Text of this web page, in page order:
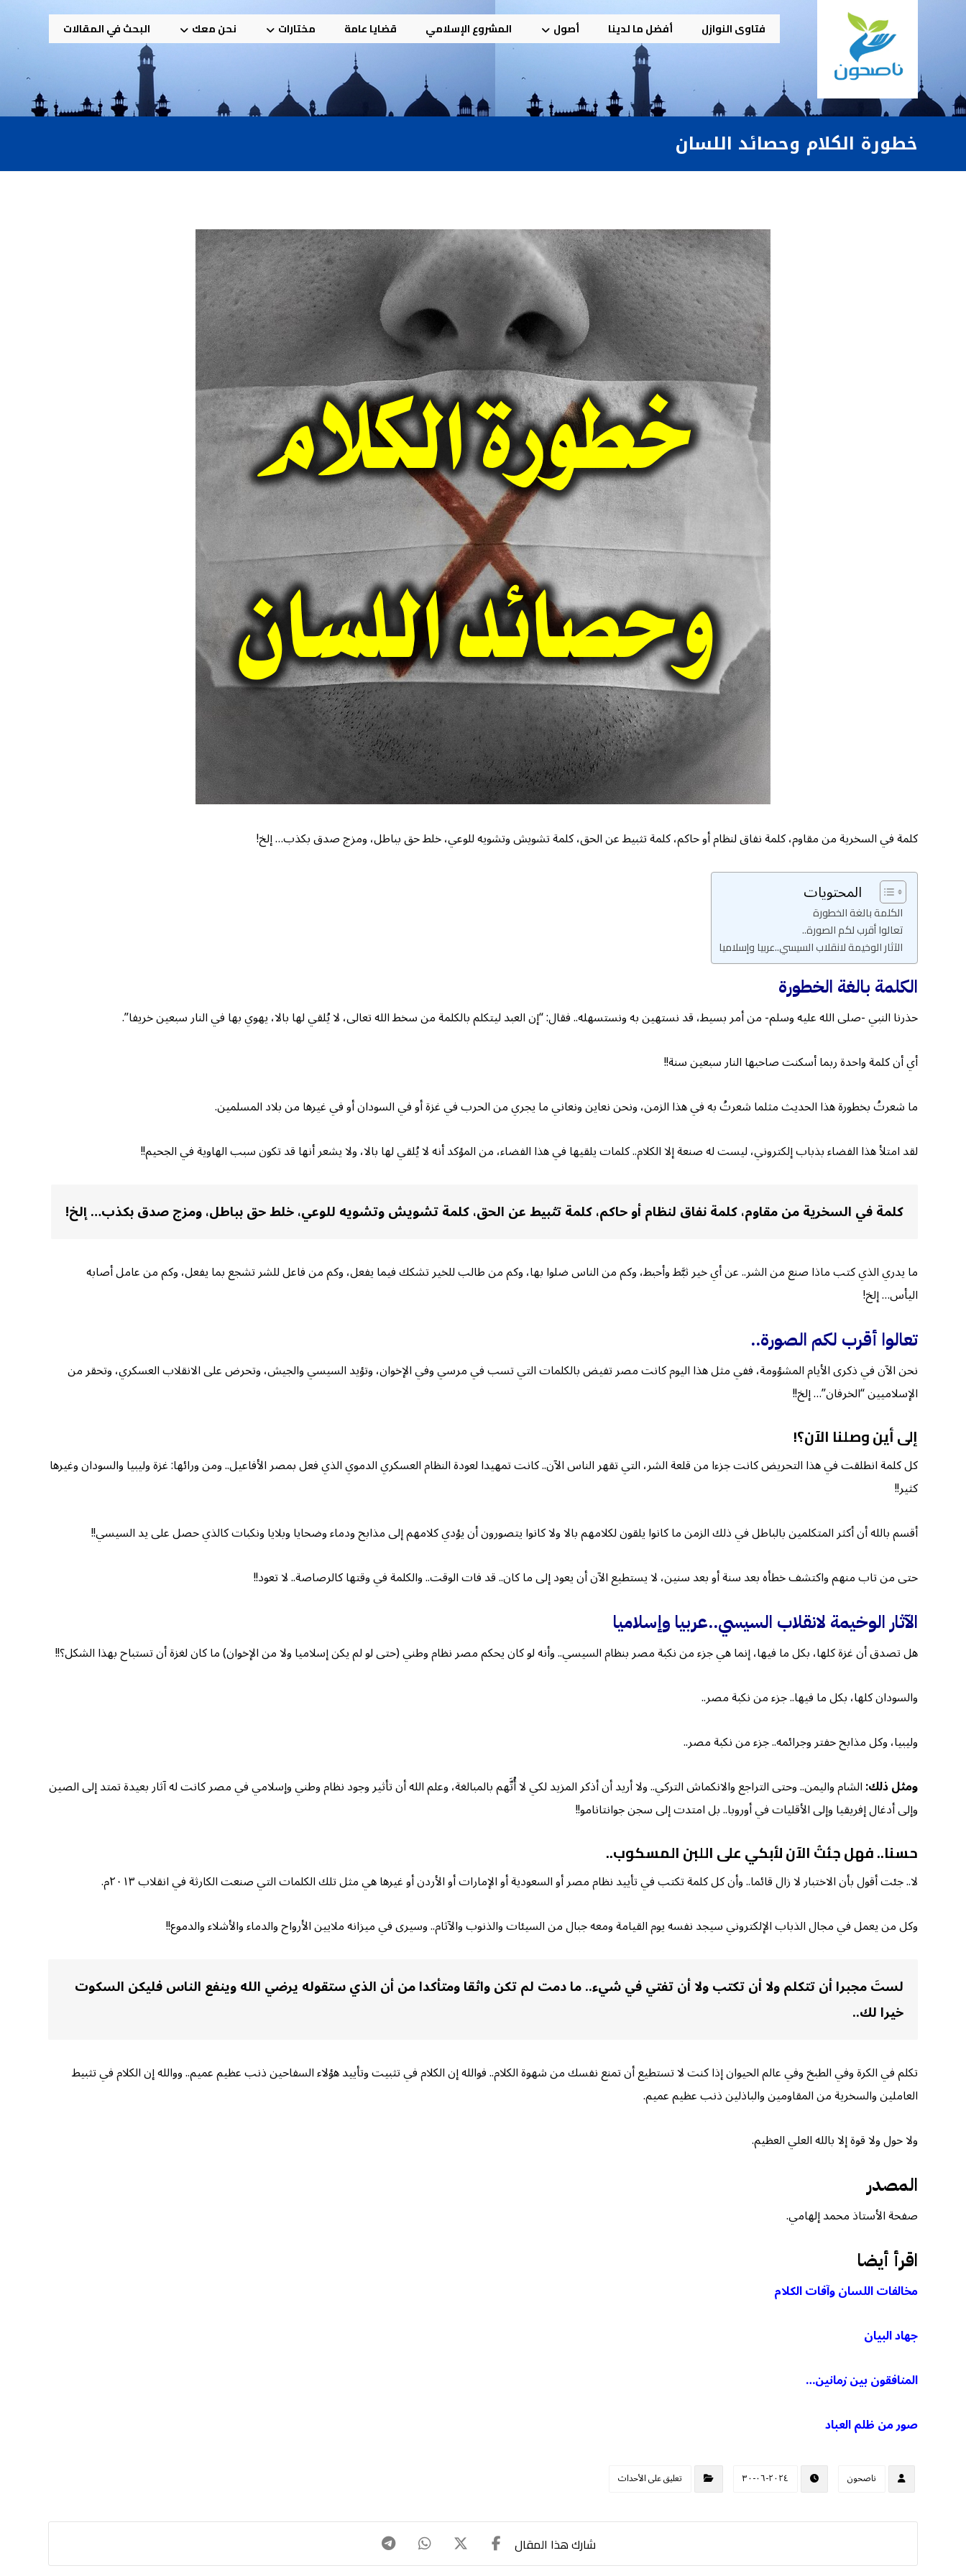
فتاوى النوازل أفضل ما لدينا أصول المشروع الإسلامي قضايا عامة مختارات نحن معك البحث في المقالات
خطورة الكلام وحصائد اللسان
كلمة في السخرية من مقاوم، كلمة نفاق لنظام أو حاكم، كلمة تثبيط عن الحق، كلمة تشويش وتشويه للوعي، خلط حق بباطل، ومزج صدق بكذب… إلخ!
المحتويات
الكلمة بالغة الخطورة
تعالوا أقرب لكم الصورة..
الآثار الوخيمة لانقلاب السيسي..عربيا وإسلاميا
الكلمة بالغة الخطورة
حذرنا النبي -صلى الله عليه وسلم- من أمر بسيط، قد نستهين به ونستسهله.. فقال: “إن العبد ليتكلم بالكلمة من سخط الله تعالى، لا يُلقي لها بالا، يهوي بها في النار سبعين خريفا”.
أي أن كلمة واحدة ربما أسكنت صاحبها النار سبعين سنة!!
ما شعرتُ بخطورة هذا الحديث مثلما شعرتُ به في هذا الزمن، ونحن نعاين ونعاني ما يجري من الحرب في غزة أو في السودان أو في غيرها من بلاد المسلمين.
لقد امتلأ هذا الفضاء بذباب إلكتروني، ليست له صنعة إلا الكلام.. كلمات يلقيها في هذا الفضاء، من المؤكد أنه لا يُلقي لها بالا، ولا يشعر أنها قد تكون سبب الهاوية في الجحيم!!
كلمة في السخرية من مقاوم، كلمة نفاق لنظام أو حاكم، كلمة تثبيط عن الحق، كلمة تشويش وتشويه للوعي، خلط حق بباطل، ومزج صدق بكذب… إلخ!
ما يدري الذي كتب ماذا صنع من الشر.. عن أي خير ثبَّط وأحبط، وكم من الناس ضلوا بها، وكم من طالب للخير تشكك فيما يفعل، وكم من فاعل للشر تشجع بما يفعل، وكم من عامل أصابه
اليأس… إلخ!
تعالوا أقرب لكم الصورة..
نحن الآن في ذكرى الأيام المشؤومة، ففي مثل هذا اليوم كانت مصر تفيض بالكلمات التي تسب في مرسي وفي الإخوان، وتؤيد السيسي والجيش، وتحرض على الانقلاب العسكري، وتحقر من
الإسلاميين “الخرفان”… إلخ!!
إلى أين وصلنا الآن؟!
كل كلمة انطلقت في هذا التحريض كانت جزءا من قلعة الشر، التي تقهر الناس الآن.. كانت تمهيدا لعودة النظام العسكري الدموي الذي فعل بمصر الأفاعيل.. ومن ورائها: غزة وليبيا والسودان وغيرها
كثير!!
أقسم بالله أن أكثر المتكلمين بالباطل في ذلك الزمن ما كانوا يلقون لكلامهم بالا ولا كانوا يتصورون أن يؤدي كلامهم إلى مذابح ودماء وضحايا وبلايا ونكبات كالذي حصل على يد السيسي!!
حتى من تاب منهم واكتشف خطأه بعد سنة أو بعد سنين، لا يستطيع الآن أن يعود إلى ما كان.. قد فات الوقت.. والكلمة في وقتها كالرصاصة.. لا تعود!!
الآثار الوخيمة لانقلاب السيسي..عربيا وإسلاميا
هل تصدق أن غزة كلها، بكل ما فيها، إنما هي جزء من نكبة مصر بنظام السيسي.. وأنه لو كان يحكم مصر نظام وطني (حتى لو لم يكن إسلاميا ولا من الإخوان) ما كان لغزة أن تستباح بهذا الشكل؟!!
والسودان كلها، بكل ما فيها.. جزء من نكبة مصر..
وليبيا، وكل مذابح حفتر وجرائمه.. جزء من نكبة مصر..
ومثل ذلك:الشام واليمن.. وحتى التراجع والانكماش التركي.. ولا أريد أن أذكر المزيد لكي لا أُتَّهم بالمبالغة، وعلم الله أن تأثير وجود نظام وطني وإسلامي في مصر كانت له آثار بعيدة تمتد إلى الصين
وإلى أدغال إفريقيا وإلى الأقليات في أوروبا.. بل امتدت إلى سجن جوانتانامو!!
حسنا.. فهل جئتُ الآن لأبكي على اللبن المسكوب..
لا.. جئت أقول بأن الاختبار لا زال قائما.. وأن كل كلمة تكتب في تأييد نظام مصر أو السعودية أو الإمارات أو الأردن أو غيرها هي مثل تلك الكلمات التي صنعت الكارثة في انقلاب ٢٠١٣م.
وكل من يعمل في مجال الذباب الإلكتروني سيجد نفسه يوم القيامة ومعه جبال من السيئات والذنوب والآثام.. وسيرى في ميزانه ملايين الأرواح والدماء والأشلاء والدموع!!
لستَ مجبرا أن تتكلم ولا أن تكتب ولا أن تفتي في شيء.. ما دمت لم تكن واثقا ومتأكدا من أن الذي ستقوله يرضي الله وينفع الناس فليكن السكوت
خيرا لك..
تكلم في الكرة وفي الطبخ وفي عالم الحيوان إذا كنت لا تستطيع أن تمنع نفسك من شهوة الكلام.. فوالله إن الكلام في تثبيت وتأييد هؤلاء السفاحين ذنب عظيم عميم.. ووالله إن الكلام في تثبيط
العاملين والسخرية من المقاومين والباذلين ذنب عظيم عميم.
ولا حول ولا قوة إلا بالله العلي العظيم.
المصدر
صفحة الأستاذ محمد إلهامي.
اقرأ أيضا
مخالفات اللسان وآفات الكلام
جهاد البيان
المنافقون بين زمانين…
صور من ظلم العباد
ناصحون ٢٠٢٤-٠٦-٣٠ تعليق على الأحداث